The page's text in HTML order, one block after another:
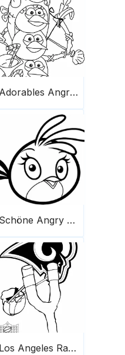
Adorables Angry Birds
Schöne Angry Stella Birds
Los Angeles Rams Mit Angry Bird